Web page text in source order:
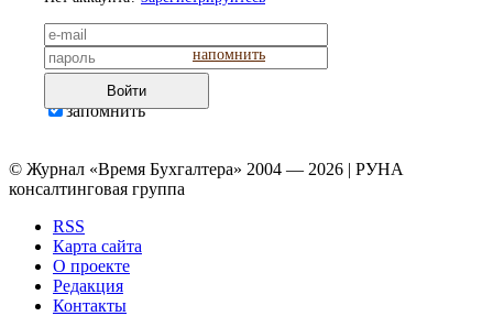
напомнить
Войти
запомнить
© Журнал «Время Бухгалтера» 2004 — 2026 | РУНА
консалтинговая группа
RSS
Карта сайта
О проекте
Редакция
Контакты